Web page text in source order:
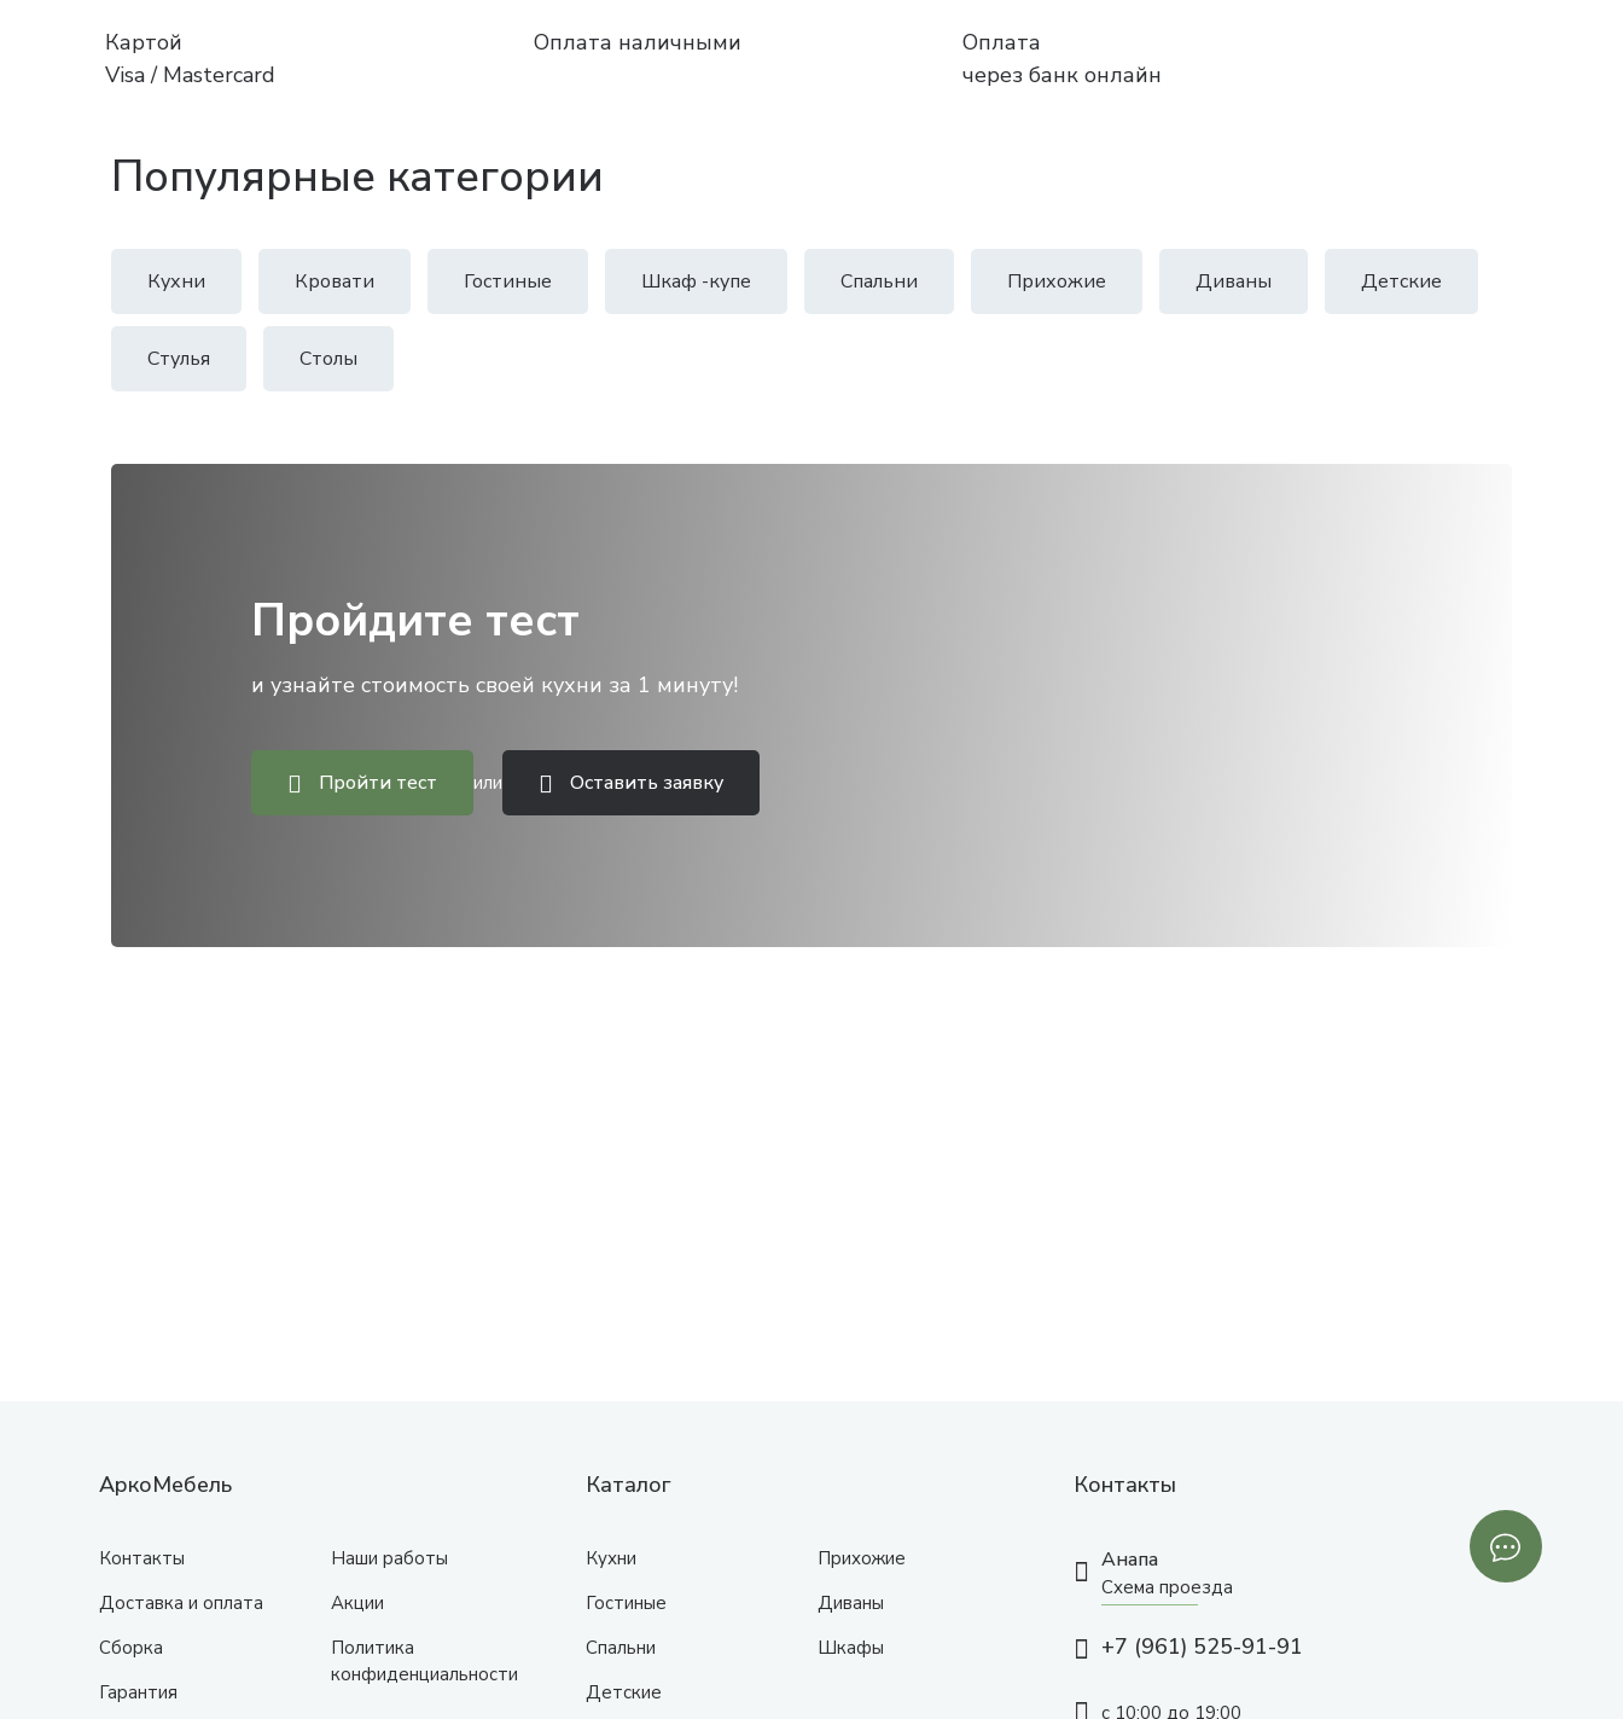
Картой
Visa / Mastercard
Оплата наличными
Оплата
через банк онлайн
Популярные категории
Кухни Кровати Гостиные Шкаф -купе Спальни Прихожие Диваны Детские
Стулья Столы
Пройдите тест
и узнайте стоимость своей кухни за 1 минуту!
Пройти тест или Оставить заявку
АркоМебель
Контакты
Доставка и оплата
Сборка
Гарантия
Наши работы
Акции
Политика
конфиденциальности
Каталог
Кухни
Гостиные
Спальни
Детские
Прихожие
Диваны
Шкафы
Контакты
Анапа
Схема проезда
+7 (961) 525-91-91
с 10:00 до 19:00